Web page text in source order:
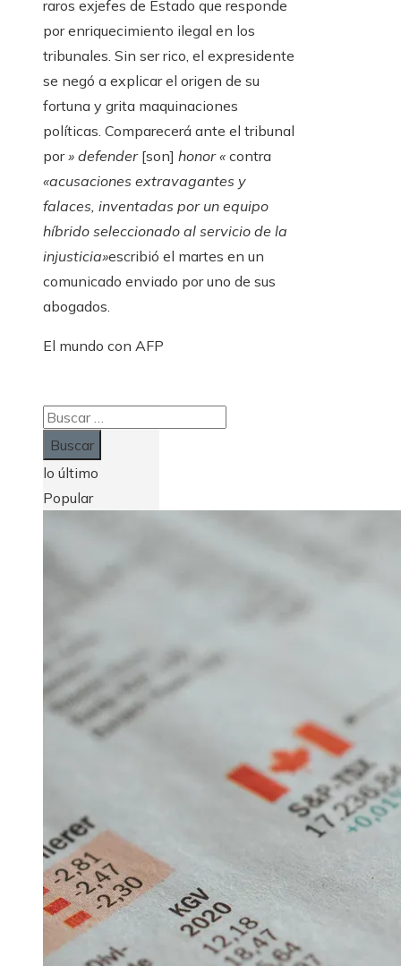
raros exjefes de Estado que responde
por enriquecimiento ilegal en los
tribunales. Sin ser rico, el expresidente
se negó a explicar el origen de su
fortuna y grita maquinaciones
políticas. Comparecerá ante el tribunal
por» defender [son] honor « contra
«acusaciones extravagantes y
falaces, inventadas por un equipo
híbrido seleccionado al servicio de la
injusticia»escribió el martes en un
comunicado enviado por uno de sus
abogados.
El mundo con AFP
Buscar:
lo último
Popular